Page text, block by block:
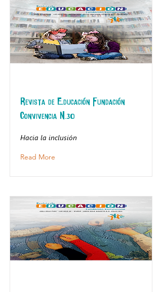
Revista de Educación Fundación
Convivencia N.30
Hacia la inclusión
Read More